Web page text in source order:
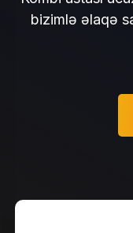
bizimlə əlaqə